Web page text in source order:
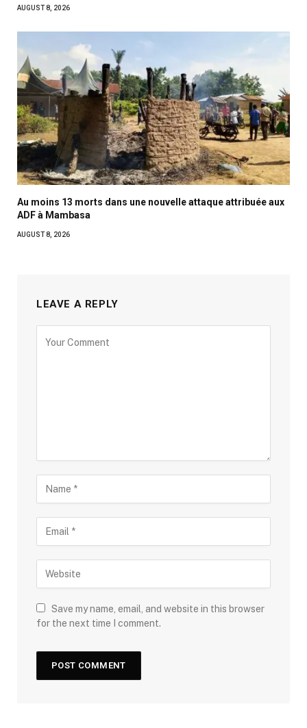
AUGUST 8, 2026
Au moins 13 morts dans une nouvelle attaque attribuée aux
ADF à Mambasa
AUGUST 8, 2026
LEAVE A REPLY
Save my name, email, and website in this browser
for the next time I comment.